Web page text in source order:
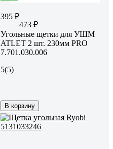
395 ₽
473 ₽
Угольные щетки для УШМ
ATLET 2 шт. 230мм PRO
7.701.030.006
5(5)
В корзину